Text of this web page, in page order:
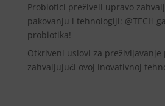
Probiotici preživeli upravo
pakovanju i tehnologiji: @TECH
probiotika!
Otkriveni uslovi za preživljavanje
zahvaljujući ovoj inovativnoj